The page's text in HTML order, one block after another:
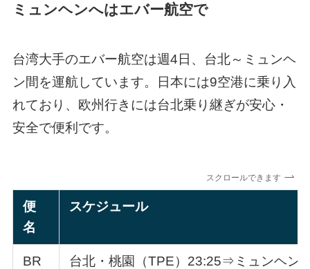
ミュンヘンへはエバー航空で
台湾大手のエバー航空は週4日、台北～ミュンヘ
ン間を運航しています。日本には9空港に乗り入
れており、欧州行きには台北乗り継ぎが安心・
安全で便利です。
スクロールできます
便
名
スケジュール
BR
台北・桃園（TPE）23:25⇒ミュンヘン